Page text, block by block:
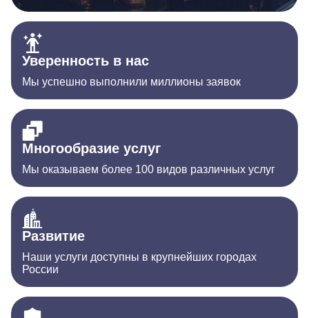
Уверенность в нас
Мы успешно выполнили миллионы заявок
Многообразие услуг
Мы оказываем более 100 видов различных услуг
Развитие
Наши услуги доступны в крупнейших городах
России